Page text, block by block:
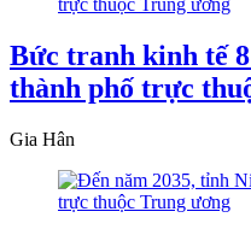
Bức tranh kinh tế
thành phố trực
Gia Hân